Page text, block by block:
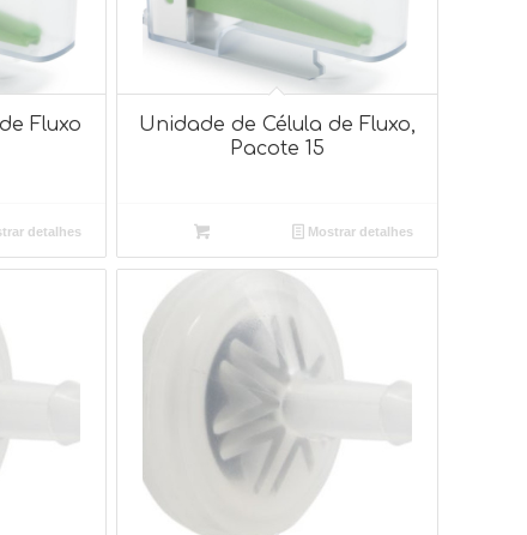
Fluxo
detalhes
Unidade de Célula de Fluxo,
Pacote 15
Mostrar detalhes